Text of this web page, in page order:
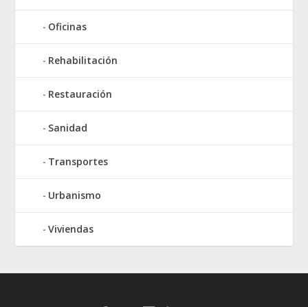
Oficinas
Rehabilitación
Restauración
Sanidad
Transportes
Urbanismo
Viviendas